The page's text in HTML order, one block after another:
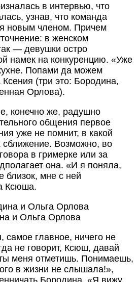
в интервью, что
узнав, что команда
новым членом. Причем
в женском
— девушки остро
намек на конкуренцию. «Уже
Попами да можем
Ксения (три это: Бородина,
Орлова).
конечно же, радушно
общения первое
уже не помнит, в какой
сближение. Возможно, во
в гримерке или за
она. «И я поняла,
близок, мне с ней
Ксюша.
и Ольга Орлова
самое главное, ничего не
не говорит, Ксюш, давай
меня отметишь. Понимаешь,
в жизни не слышала!»,
Бородина. «Я вижу,